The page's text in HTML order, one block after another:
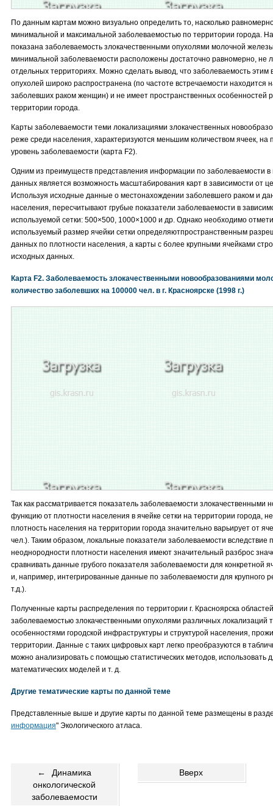
По данным картам можно визуально определить то, насколько
минимальной и максимальной заболеваемостью по территории города.
показана заболеваемость злокачественными опухолями молочной
минимальной заболеваемости расположены достаточно равномерно, не
отдельных территориях. Можно сделать вывод, что заболеваемость этим
опухолей широко распространена (по частоте встречаемости находится
заболевших раком женщин) и не имеет пространственных особенностей
территории города.
Карты заболеваемости теми локализациями злокачественных
реже среди населения, характеризуются меньшим количеством ячеек,
уровень заболеваемости (карта F2).
Одним из преимуществ представления информации по заболеваемости в
данных является возможность масштабирования карт в зависимости от
Используя исходные данные о местонахождении заболевшего раком и
населения, пересчитывают грубые показатели заболеваемости в
используемой сетки: 500×500, 1000×1000 и др. Однако необходимо
используемый размер ячейки сетки определяютпространственным
данных по плотности населения, а карты с более крупными ячейками
исходных данных.
Карта F2. Заболеваемость злокачественными новообразованиями
количество заболевших на 100000 чел. в г. Красноярске (1998 г.)
Так как рассматривается показатель заболеваемости злокачественными
функцию от плотности населения в ячейке сетки на территории города,
плотность населения на территории города значительно варьирует от
чел.). Таким образом, локальные показатели заболеваемости вследствие
неоднородности плотности населения имеют значительный разброс
сравнивать данные грубого показателя заболеваемости для конкретной
и, например, интегрированные данные по заболеваемости для крупного
т.д.).
Полученные карты распределения по территории г. Красноярска
заболеваемостью злокачественными опухолями различных локализаций
особенностями городской инфраструктуры и структурой населения,
территории. Данные с таких цифровых карт легко преобразуются в
можно анализировать с помощью статистических методов, использовать
математических моделей и т. д.
Другие тематические карты по данной теме
Представленные выше и другие карты по данной теме размещены в
информация" Экологического атласа.
←
Динамика
онкологической
заболеваемости
Вверх